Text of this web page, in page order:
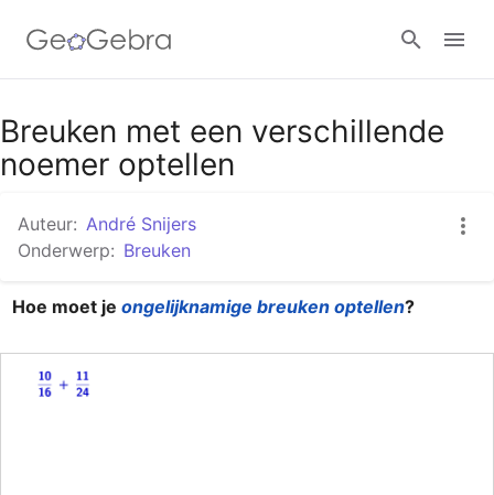
Google Classroom
Breuken met een verschillende
noemer optellen
Auteur: André Snijers
Onderwerp: Breuken
Hoe moet je ongelijknamige breuken optellen?